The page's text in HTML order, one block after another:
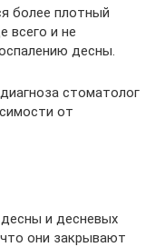
более плотный
всего и не
десны.
стоматолог
от
десны и десневых
они закрывают